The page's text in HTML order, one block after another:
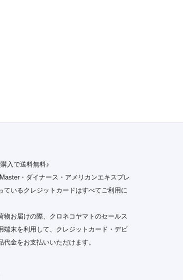
入で送料無料♪
・ダイナース・アメリカンエキスプレ
ているクレジットカードはすべてご利用に
物お届けの際、クロネコヤマトのセールス
端末を利用して、クレジットカード・デビ
代金をお支払いいただけます。